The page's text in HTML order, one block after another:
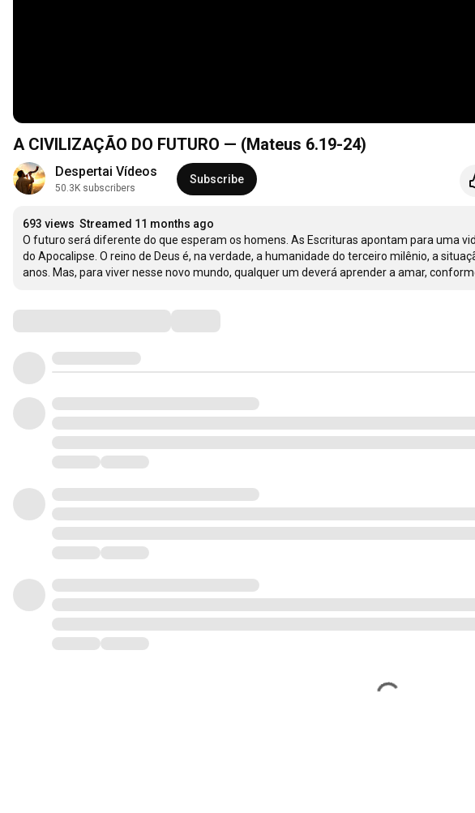
A CIVILIZAÇÃO DO FUTURO — (Mateus 6.19-24)
Despertai Vídeos
50.3K subscribers
Subscribe
693 views Streamed 11 months ago
O futuro será diferente do que esperam os homens. As Escrituras apontam para uma
do Apocalipse. O reino de Deus é, na verdade, a humanidade do terceiro milênio, a
anos. Mas, para viver nesse novo mundo, qualquer um deverá aprender a amar,